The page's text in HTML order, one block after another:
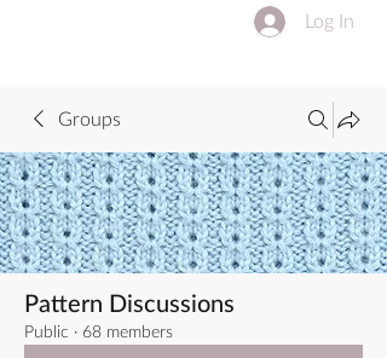
Log In
Groups
Pattern Discussions
Public · 68 members